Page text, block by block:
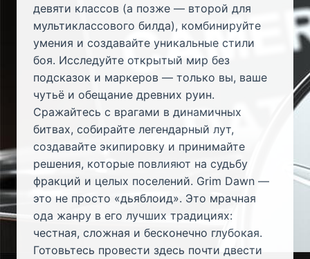
девяти классов (а позже — второй для
мультиклассового билда), комбинируйте
умения и создавайте уникальные стили
боя. Исследуйте открытый мир без
подсказок и маркеров — только вы, ваше
чутьё и обещание древних руин.
Сражайтесь с врагами в динамичных
битвах, собирайте легендарный лут,
создавайте экипировку и принимайте
решения, которые повлияют на судьбу
фракций и целых поселений. Grim Dawn —
это не просто «дьяблоид». Это мрачная
ода жанру в его лучших традициях:
честная, сложная и бесконечно глубокая.
Готовьтесь провести здесь почти двести